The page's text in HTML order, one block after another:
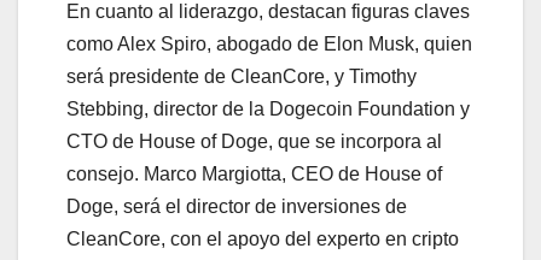
En cuanto al liderazgo, destacan figuras claves
como Alex Spiro, abogado de Elon Musk, quien
será presidente de CleanCore, y Timothy
Stebbing, director de la Dogecoin Foundation y
CTO de House of Doge, que se incorpora al
consejo. Marco Margiotta, CEO de House of
Doge, será el director de inversiones de
CleanCore, con el apoyo del experto en cripto